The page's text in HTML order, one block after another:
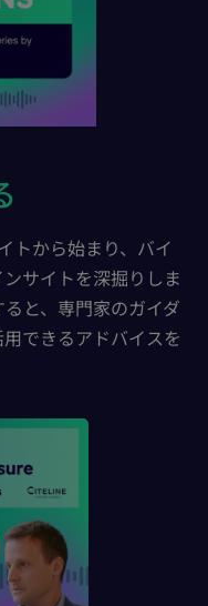
トから始まり、バイ
サイトを深掘りしま
と、専門家のガイダ
できるアドバイスを